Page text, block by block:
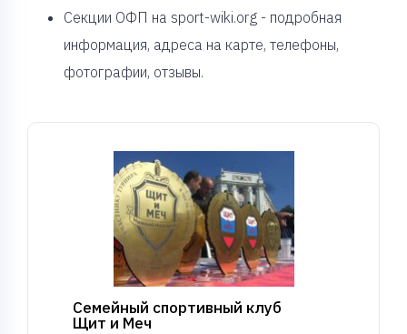
Секции ОФП на sport-wiki.org - подробная
информация, адреса на карте, телефоны,
фотографии, отзывы.
Семейный спортивный клуб
Щит и Меч